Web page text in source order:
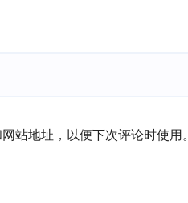
站地址，以便下次评论时使用。